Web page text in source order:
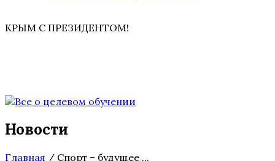
КРЫМ С ПРЕЗИДЕНТОМ!
Новости
Главная / Спорт – будущее ...